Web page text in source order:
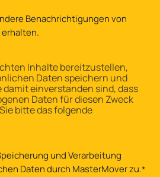
Benachrichtigungen von
Inhalte bereitzustellen,
Daten speichern und
damit einverstanden sind, dass
Daten für diesen Zweck
bitte das folgende
und Verarbeitung
Daten durch MasterMover zu.*